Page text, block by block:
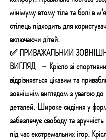
мінімуму втому тіла та болі в
стілець підходить для
включаючи дітей.
✅ ПРИВАЖАЛЬНИЙ
ВИГЛЯД – Крісло зі
відрізняється цікавим та
зовнішнім виглядом з увагою до
деталей. Широке сидіння у
забезпечує свободу та
під час екстремальних ігор.